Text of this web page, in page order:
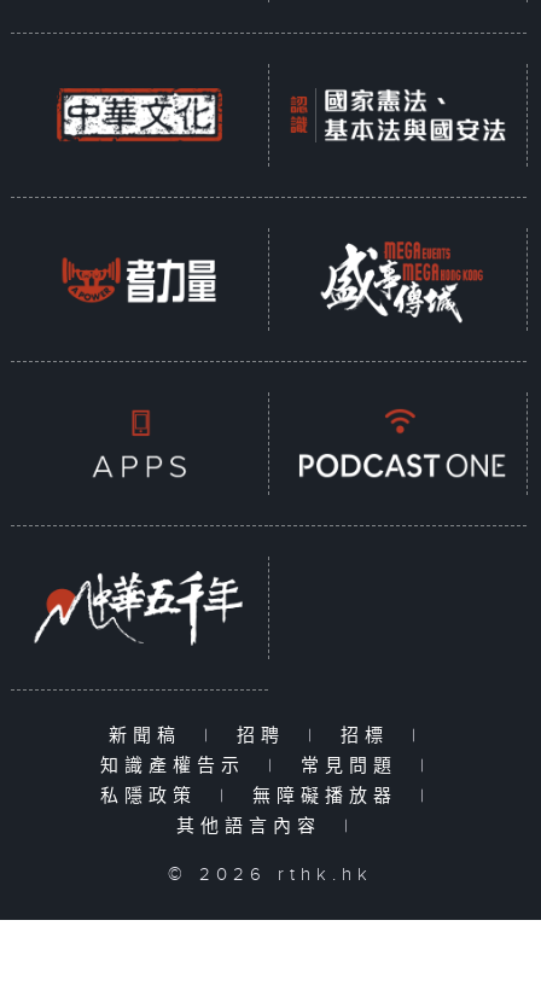
新聞稿 | 招聘 | 招標
|
知識產權告示
| 常見問題
|
私隱政策
| 無障礙播放器
|
其他語言內容
|
© 2026 rthk.hk